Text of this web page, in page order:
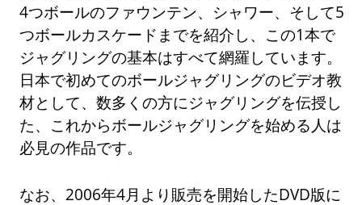
4つボールのファウンテン、シャワー、そして5
つボールカスケードまでを紹介し、この1本で
ジャグリングの基本はすべて網羅しています。
日本で初めてのボールジャグリングのビデオ教
材として、数多くの方にジャグリングを伝授し
た、これからボールジャグリングを始める人は
必見の作品です。
なお、2006年4月より販売を開始したDVD版に